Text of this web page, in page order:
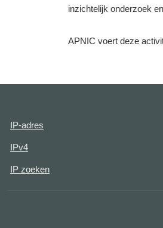
inzichtelijk onderzoek
APNIC voert deze
IP-adres
IPv4
IP zoeken